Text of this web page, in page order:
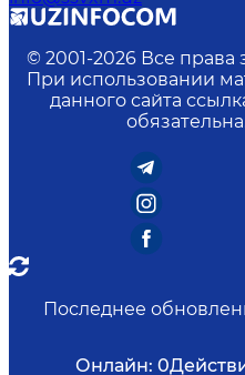
© 2001-2026 Все
При использовании
данного сайта
Последнее
Онлайн: 0